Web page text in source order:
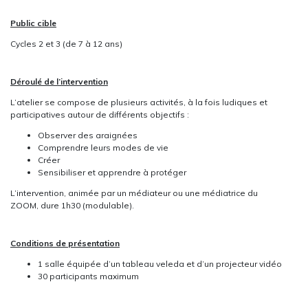
Public cible
Cycles 2 et 3 (de 7 à 12 ans)
Déroulé de l’intervention
L’atelier se compose de plusieurs activités, à la fois ludiques et
participatives autour de différents objectifs :
Observer des araignées
Comprendre leurs modes de vie
Créer
Sensibiliser et apprendre à protéger
L’intervention, animée par un médiateur ou une médiatrice du
ZOOM, dure 1h30 (modulable).
Conditions de présentation
1 salle équipée d’un tableau veleda et d’un projecteur vidéo
30 participants maximum